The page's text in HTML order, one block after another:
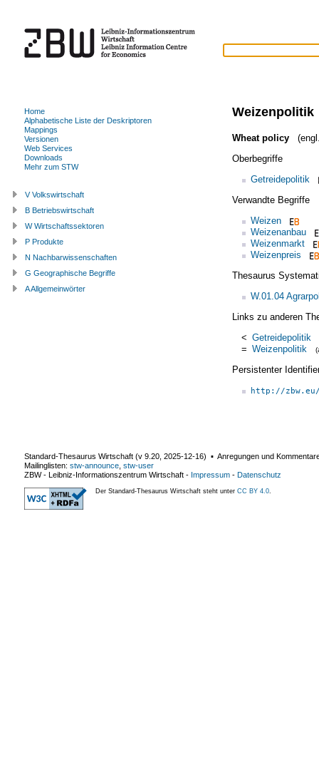
Weizenpolitik
Wheat policy
Oberbegriffe
Getreidepolitik
Verwandte Begriffe
Weizen
Weizenanbau
Weizenmarkt
Weizenpreis
Thesaurus
W.01.04
Links zu anderen
< Getreidepolitik
= Weizenpolitik
Persistenter
http://
Home
Alphabetische Liste der Deskriptoren
Mappings
Versionen
Web Services
Downloads
Mehr zum STW
V Volkswirtschaft
B Betriebswirtschaft
W Wirtschaftssektoren
P Produkte
N Nachbarwissenschaften
G Geographische Begriffe
A Allgemeinwörter
Standard-Thesaurus Wirtschaft (v 9.20 2025-12-16) ▪ Anregungen und
Mailinglisten: stw-announce stw-user
ZBW - Leibniz-Informationszentrum Wirtschaft - Impressum - Datenschutz
Der Standard-Thesaurus Wirtschaft steht unter CC BY 4.0